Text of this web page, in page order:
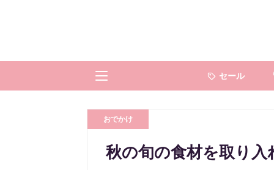
セール
おでかけ
秋の旬の食材を取り